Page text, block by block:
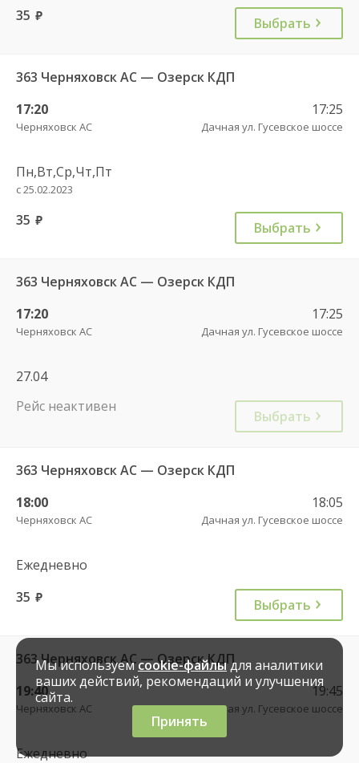
35 руб. Выбрать
363 Черняховск АС — Озерск КДП
17:20
Черняховск АС
17:25
Дачная ул. Гусевское шоссе
Пн,Вт,Ср,Чт,Пт
с 25.02.2023
35 руб. Выбрать
363 Черняховск АС — Озерск КДП
17:20
Черняховск АС
17:25
Дачная ул. Гусевское шоссе
27.04
Рейс неактивен
Выбрать
363 Черняховск АС — Озерск КДП
18:00
Черняховск АС
18:05
Дачная ул. Гусевское шоссе
Ежедневно
35 руб. Выбрать
363 Черняховск АС — Озерск КДП
19:40
Черняховск АС
19:45
Дачная ул. Гусевское шоссе
Ежедневно
Мы используемcookie-файлыдля аналитики
ваших действий, рекомендаций и улучшения
сайта.
Принять